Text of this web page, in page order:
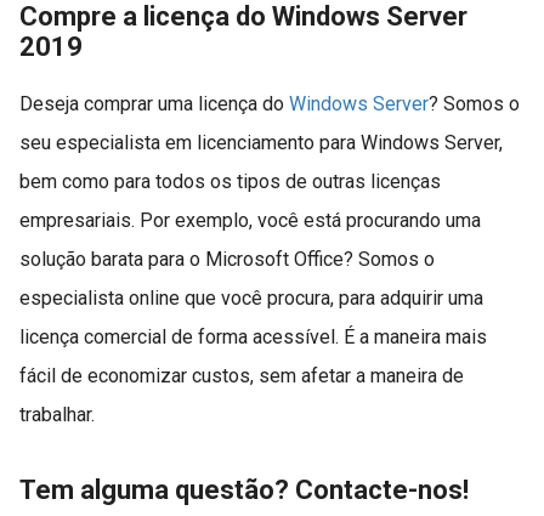
Compre a licença do Windows Server
2019
Deseja comprar uma licença do Windows Server? Somos o
seu especialista em licenciamento para Windows Server,
bem como para todos os tipos de outras licenças
empresariais. Por exemplo, você está procurando uma
solução barata para o Microsoft Office? Somos o
especialista online que você procura, para adquirir uma
licença comercial de forma acessível. É a maneira mais
fácil de economizar custos, sem afetar a maneira de
trabalhar.
Tem alguma questão? Contacte-nos!